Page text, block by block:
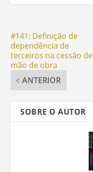
#141: Definição de
dependência de
terceiros na cessão de
mão de obra
ANTERIOR
SOBRE O AUTOR